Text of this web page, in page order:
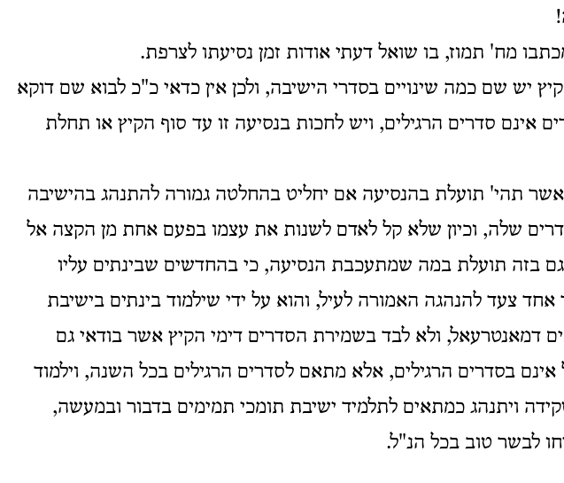
מח' תמוז, בו שואל דעתי אודות זמן נסיעתו לצרפת.
יש שם כמה שינויים בסדרי הישיבה, ולכן אין כדאי כ"כ לבוא שם דוקא
אינם סדרים הרגילים, ויש לחכות בנסיעה זו עד סוף הקיץ או תחלת
אשר תהי' תועלת בהנסיעה אם יחליט בהחלטה גמורה להתנהג בהישיבה
שלה, וכיון שלא קל לאדם לשנות את עצמו בפעם אחת מן הקצה אל
בזה תועלת במה שמתעכבת הנסיעה, כי בהחדשים שבינתים עליו
צעד להנהגה האמורה לעיל, והוא על ידי שילמוד בינתים בישיבת
דמאנטרעאל, ולא לבד בשמירת הסדרים דימי הקיץ אשר בודאי גם
בסדרים הרגילים, אלא מתאם לסדרים הרגילים בכל השנה, וילמוד
ויתנהג כמתאים לתלמיד ישיבת תומכי תמימים בדבור ובמעשה,
לבשר טוב בכל הנ"ל.